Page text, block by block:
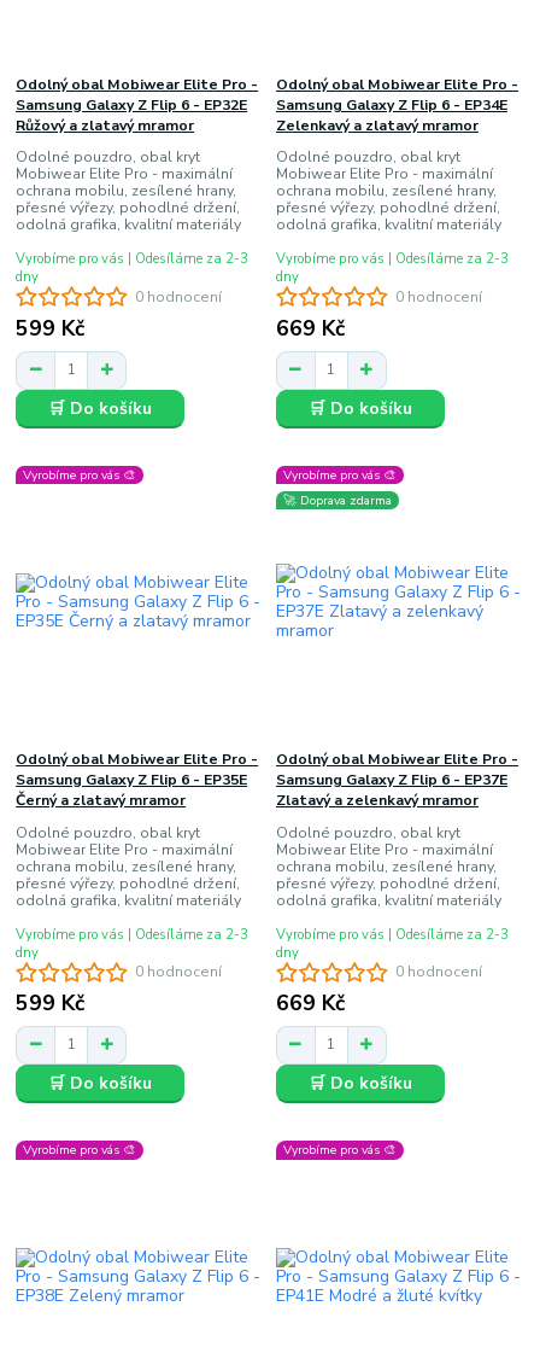
0 hodnocení
Odolný obal Mobiwear Elite Pro -
Samsung Galaxy Z Flip 6 - EP32E
Růžový a zlatavý mramor
Odolné pouzdro, obal kryt
Mobiwear Elite Pro - maximální
ochrana mobilu, zesílené hrany,
přesné výřezy, pohodlné držení,
odolná grafika, kvalitní materiály
599 Kč
Vyrobíme pro vás | Odesíláme za 2-3
dny
🛒 Do košíku
0 hodnocení
Odolný obal Mobiwear Elite Pro -
Samsung Galaxy Z Flip 6 - EP34E
Zelenkavý a zlatavý mramor
Odolné pouzdro, obal kryt
Mobiwear Elite Pro - maximální
ochrana mobilu, zesílené hrany,
přesné výřezy, pohodlné držení,
odolná grafika, kvalitní materiály
669 Kč
Vyrobíme pro vás | Odesíláme za 2-3
dny
🛒 Do košíku
Vyrobíme pro vás 🎨
0 hodnocení
Odolný obal Mobiwear Elite Pro -
Samsung Galaxy Z Flip 6 - EP35E
Černý a zlatavý mramor
Odolné pouzdro, obal kryt
Mobiwear Elite Pro - maximální
ochrana mobilu, zesílené hrany,
přesné výřezy, pohodlné držení,
odolná grafika, kvalitní materiály
599 Kč
Vyrobíme pro vás | Odesíláme za 2-3
dny
🛒 Do košíku
Vyrobíme pro vás 🎨
🚀 Doprava zdarma
0 hodnocení
Odolný obal Mobiwear Elite Pro -
Samsung Galaxy Z Flip 6 - EP37E
Zlatavý a zelenkavý mramor
Odolné pouzdro, obal kryt
Mobiwear Elite Pro - maximální
ochrana mobilu, zesílené hrany,
přesné výřezy, pohodlné držení,
odolná grafika, kvalitní materiály
669 Kč
Vyrobíme pro vás | Odesíláme za 2-3
dny
🛒 Do košíku
Vyrobíme pro vás 🎨 Vyrobíme pro vás 🎨